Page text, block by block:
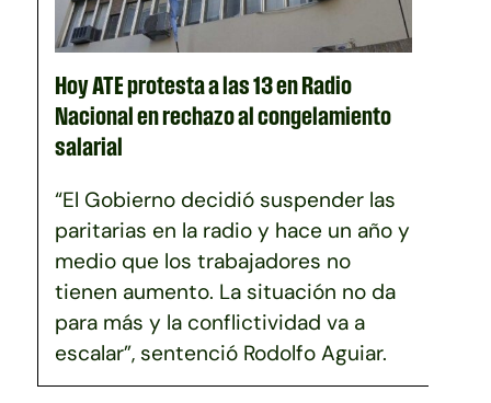
Hoy ATE protesta a las 13 en Radio
Nacional en rechazo al congelamiento
salarial
“El Gobierno decidió suspender las
paritarias en la radio y hace un año y
medio que los trabajadores no
tienen aumento. La situación no da
para más y la conflictividad va a
escalar”, sentenció Rodolfo Aguiar.